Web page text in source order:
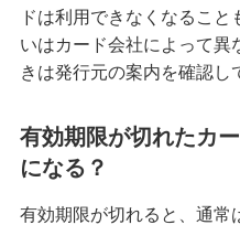
ドは利用できなくなるこ
いはカード会社によって異
きは発行元の案内を確認し
有効期限が切れたカ
になる？
有効期限が切れると、通常